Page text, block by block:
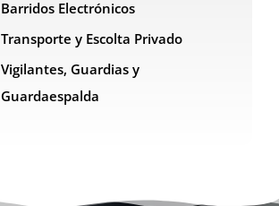
Barridos Electrónicos
Transporte y Escolta Privado
Vigilantes, Guardias y
Guardaespalda